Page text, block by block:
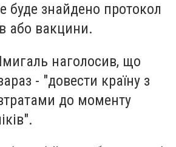
буде знайдено протокол
або вакцини.
наголосив, що
- "довести країну з
до моменту